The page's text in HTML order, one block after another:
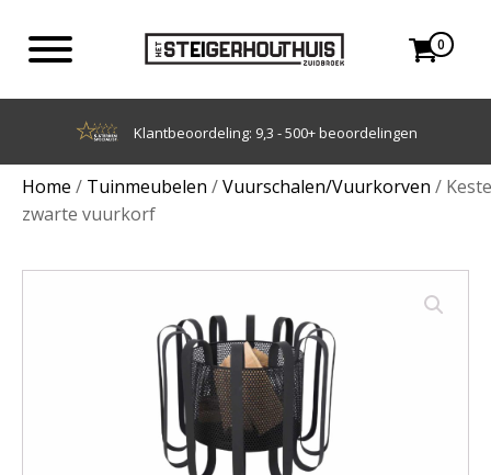
0
- 500+ beoordelingen Achteraf
Home / Tuinmeubelen /Vuurschalen/Vuurkorven /
zwarte vuurkorf